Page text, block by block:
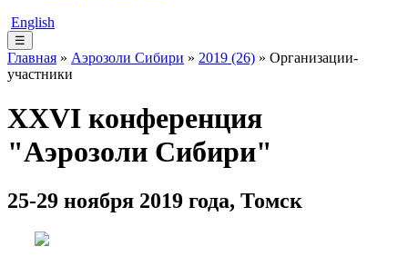
English
☰
Главная » Аэрозоли Сибири » 2019 (26) » Организации-
участники
XXVI конференция
"Аэрозоли Сибири"
25-29 ноября 2019 года, Томск